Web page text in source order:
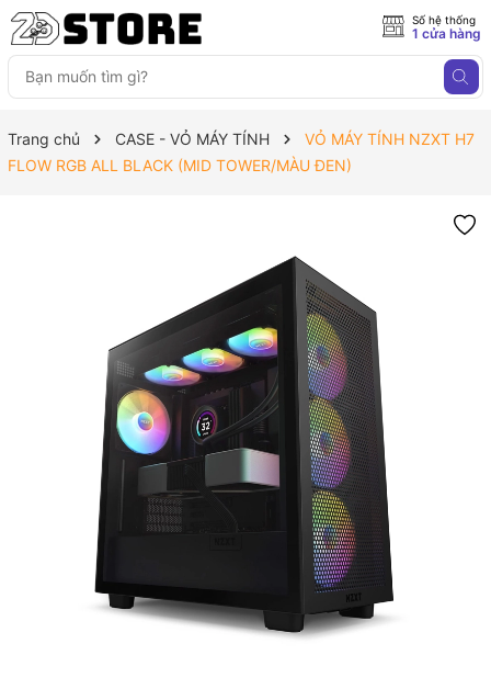
Số hệ thống
1 cửa hàng
Trang chủ CASE - VỎ MÁY TÍNH
VỎ MÁY TÍNH NZXT H7
FLOW RGB ALL BLACK (MID TOWER/MÀU ĐEN)